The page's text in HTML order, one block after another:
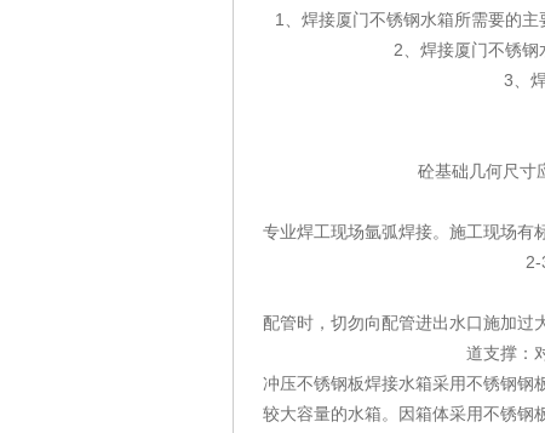
1、焊接厦门不锈钢水箱所需要的
2、焊接厦门不锈钢
3、
砼基础几何尺寸
专业焊工现场氩弧焊接。施工现场有
2-
配管时，切勿向配管进出水口施加过
道支撑：
冲压不锈钢板焊接水箱采用不锈钢钢
较大容量的水箱。因箱体采用不锈钢